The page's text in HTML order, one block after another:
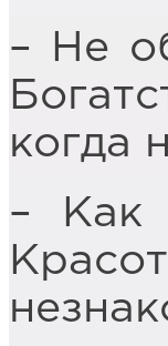
– Не
когда
– Как